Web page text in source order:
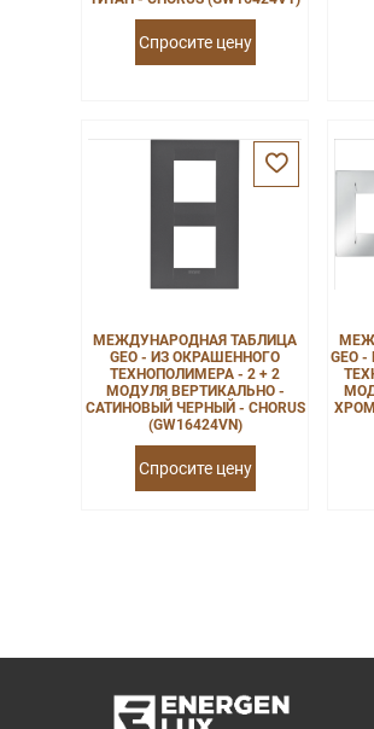
Спросите цену
МЕЖДУНАРОДНАЯ ТАБЛИЦА
GEO - ИЗ ОКРАШЕННОГО
ТЕХНОПОЛИМЕРА - 2 + 2
МОДУЛЯ ВЕРТИКАЛЬНО -
САТИНОВЫЙ ЧЕРНЫЙ - CHORUS
(GW16424VN)
Спросите цену
GEO
ХРОМ